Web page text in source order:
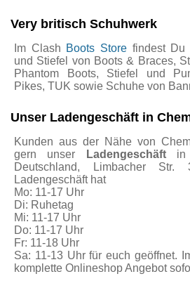
Very britisch Schuhwerk
Im Clash Boots Storefindest Du
und Stiefel von Boots & Braces,
Phantom Boots, Stiefel und
Pikes, TUK sowie Schuhe von
Unser Ladengeschäft in
Kunden aus der Nähe von
gern unser
Ladengeschäftin
Deutschland, Limbacher
Ladengeschäft hat
Mo: 11-17 Uhr
Di: Ruhetag
Mi: 11-17 Uhr
Do: 11-17 Uhr
Fr: 11-18 Uhr
Sa: 11-13 Uhr für euch geöffnet.
komplette Onlineshop Angebot